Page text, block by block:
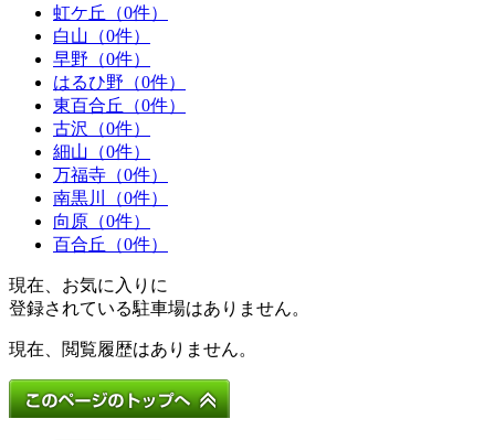
虹ケ丘（0件）
白山（0件）
早野（0件）
はるひ野（0件）
東百合丘（0件）
古沢（0件）
細山（0件）
万福寺（0件）
南黒川（0件）
向原（0件）
百合丘（0件）
現在、お気に入りに
登録されている駐車場はありません。
現在、閲覧履歴はありません。